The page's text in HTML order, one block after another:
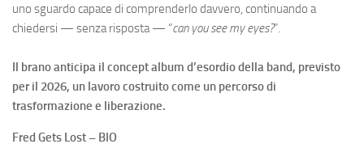
uno sguardo capace di comprenderlo davvero, continuando a
chiedersi — senza risposta — “can you see my eyes?”.
Il brano anticipa il concept album d’esordio della band, previsto
per il 2026, un lavoro costruito come un percorso di
trasformazione e liberazione.
Fred Gets Lost – BIO